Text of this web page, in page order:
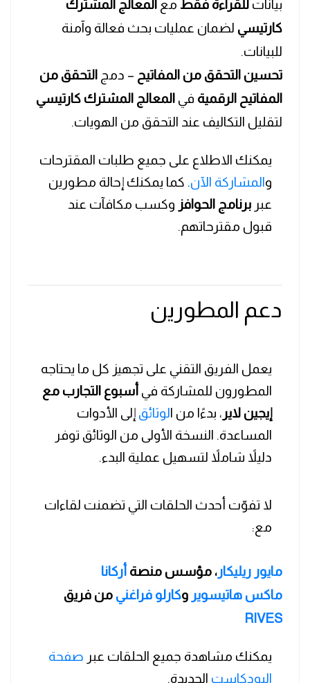
بيانات للقراءة فقط مع المعالج المشترك
كارتيسي لضمان عمليات بحث فعالة وآمنة
للبيانات.
تحسين التحقق من المفاتيح – دمج التحقق من
المفاتيح الرقمية في المعالج المشترك كارتيسي
لتقليل التكاليف عند التحقق من الهويات.
يمكنك الاطلاع على جميع طلبات المقترحات
و المشاركة الآن. كما يمكنك إحالة مطورين
عبر برنامج الحوافز وكسب مكافآت عند
قبول مقترحاتهم.
دعم المطورين
يعمل الفريق التقني على تجهيز كل ما يحتاجه
المطورون للمشاركة في أسبوع التجارب مع
إيجين لاير ، بدءًا من ا لوثائق إلى الأدوات
المساعدة. النسخة الأولى من الوثائق توفر
دليلاً شاملاً لتسهيل عملية البدء.
لا تفوّت أحدث الحلقات التي تضمنت لقاءات
مع:
مايور ريليكار ، مؤسس منصة أركانا
ماكس هاتيسوير وكارلو فراغني من فريق
RIVES
يمكنك مشاهدة جميع الحلقات عبر صفحة
البودكاست الجديدة.